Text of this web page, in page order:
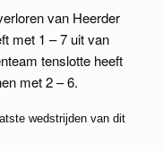
van Heerder
met 1 – 7 uit van
tenslotte heeft
met 2 – 6.
wedstrijden van dit